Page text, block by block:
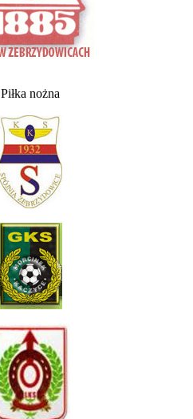
Piłka nożna